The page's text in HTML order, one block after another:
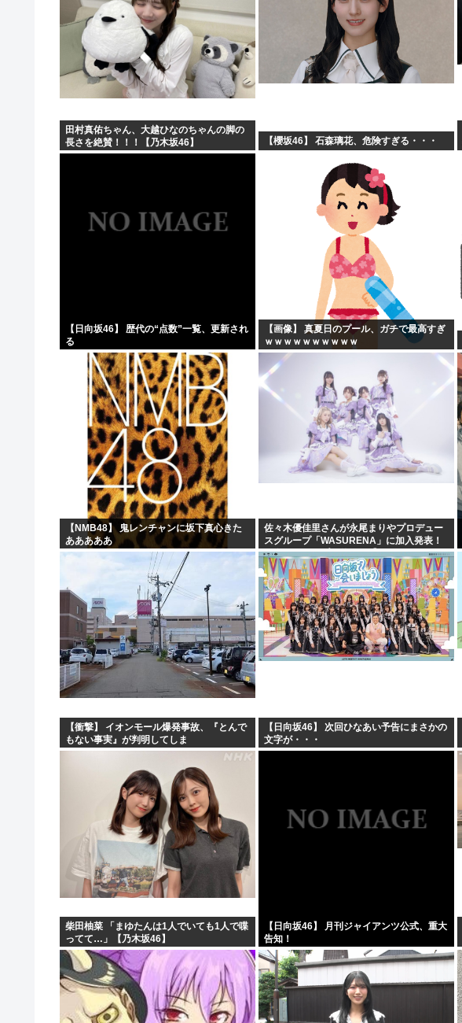
田村真佑ちゃん、大越ひなのちゃんの脚の
長さを絶賛！！！【乃木坂46】
【櫻坂46】 石森璃花、危険すぎる・・・
【日向坂46】 歴代の“点数”一覧、更新され
る
【画像】 真夏日のプール、ガチで最高すぎ
ｗｗｗｗｗｗｗｗｗｗ
【NMB48】 鬼レンチャンに坂下真心きた
あああああ
佐々木優佳里さんが永尾まりやプロデュー
スグループ「WASURENA」に加入発表！
現在のグループと兼任へ【元AKB48ゆかる
ん・まりやぎ】
【衝撃】 イオンモール爆発事故、『とんで
もない事実』が判明してしま
う・・・・・・
【日向坂46】 次回ひなあい予告にまさかの
文字が・・・
柴田柚菜 「まゆたんは1人でいても1人で喋
ってて…」【乃木坂46】
【日向坂46】 月刊ジャイアンツ公式、重大
告知！